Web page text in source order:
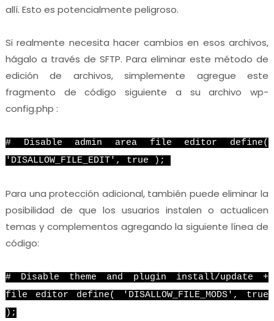
allí. Esto es potencialmente peligroso.
Si realmente necesita hacer cambios en esos archivos,
hágalo a través de SFTP. Para eliminar este método de
edición de archivos, simplemente agregue este
fragmento de código siguiente a su archivo wp-
config.php :
# Disable admin area file editor define(
'DISALLOW_FILE_EDIT', true );
Para una protección adicional, también puede eliminar la
posibilidad de que los usuarios instalen o actualicen
temas y complementos agregando la siguiente línea de
código:
# Disable theme and plugin install/update +
file editor define( 'DISALLOW_FILE_MODS', true
);